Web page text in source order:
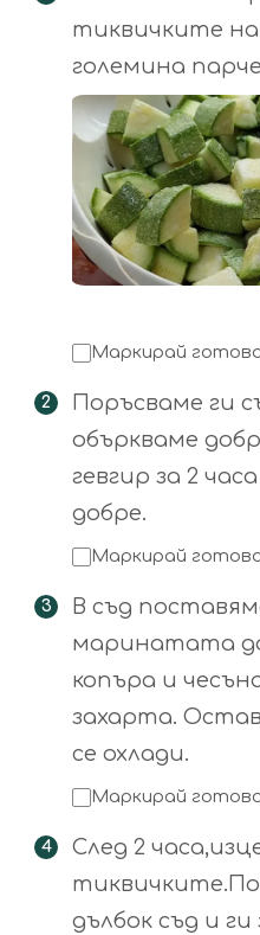
тиквичките на
големина
Маркирай
Поръсваме ги
объркваме
гевгир за 2
добре.
Маркирай
В съд
маринатата
копъра и
захарта.
се охлади.
Маркирай
След 2
дълбок съд и ги